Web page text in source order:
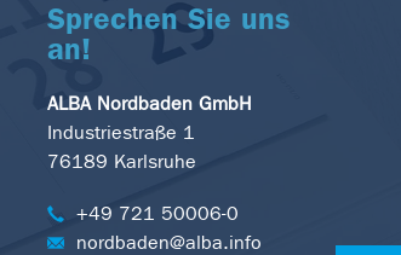
Sprechen Sie uns
an!
ALBA Nordbaden GmbH
Industriestraße 1
76189 Karlsruhe
+49 721 50006-0
nordbaden@alba.info